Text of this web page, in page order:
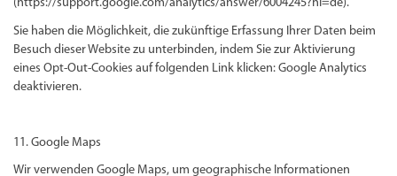
(https://support.google.com/analytics/answer/6004245?hl=de).
Sie haben die Möglichkeit, die zukünftige Erfassung Ihrer Daten beim
Besuch dieser Website zu unterbinden, indem Sie zur Aktivierung
eines Opt-Out-Cookies auf folgenden Link klicken: Google Analytics
deaktivieren.
11. Google Maps
Wir verwenden Google Maps, um geographische Informationen